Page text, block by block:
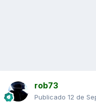
rob73
Publicado 12 de